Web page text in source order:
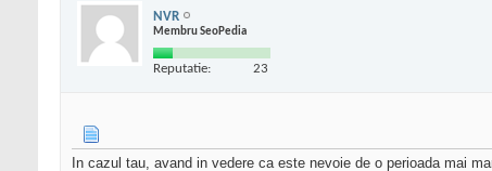
NVR
Membru SeoPedia
Reputatie: 23
In cazul tau, avand in vedere ca este nevoie de o perioada mai